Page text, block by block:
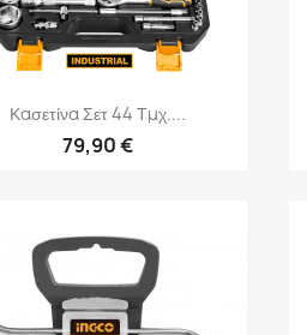
Γρήγορη προβολή
Κασετίνα Σετ 44 Τμχ....
79,90 €